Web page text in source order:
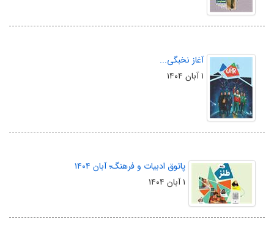
آغاز نخبگی...
۱ آبان ۱۴۰۴
پاتوق ادبیات و فرهنگ؛ آبان ۱۴۰۴
۱ آبان ۱۴۰۴